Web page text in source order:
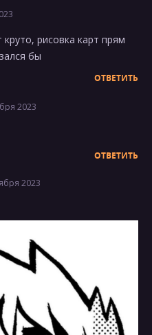
рисовка карт прям
бы
ОТВЕТИТЬ
2023
ОТВЕТИТЬ
2023